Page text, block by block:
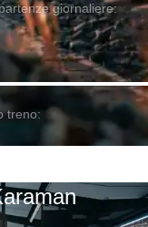
giornaliere:
treno: